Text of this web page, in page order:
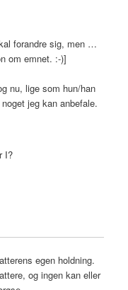
forandre sig, men …
om emnet. :-)]
nu, lige som hun/han
jeg kan anbefale.
I?
egen holdning.
og ingen kan eller